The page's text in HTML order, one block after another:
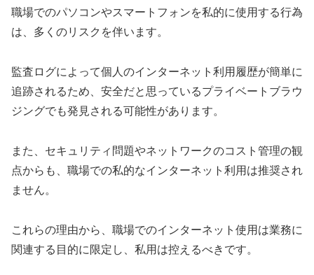
職場でのパソコンやスマートフォンを私的に使用する行為
は、多くのリスクを伴います。
監査ログによって個人のインターネット利用履歴が簡単に
追跡されるため、安全だと思っているプライベートブラウ
ジングでも発見される可能性があります。
また、セキュリティ問題やネットワークのコスト管理の観
点からも、職場での私的なインターネット利用は推奨され
ません。
これらの理由から、職場でのインターネット使用は業務に
関連する目的に限定し、私用は控えるべきです。